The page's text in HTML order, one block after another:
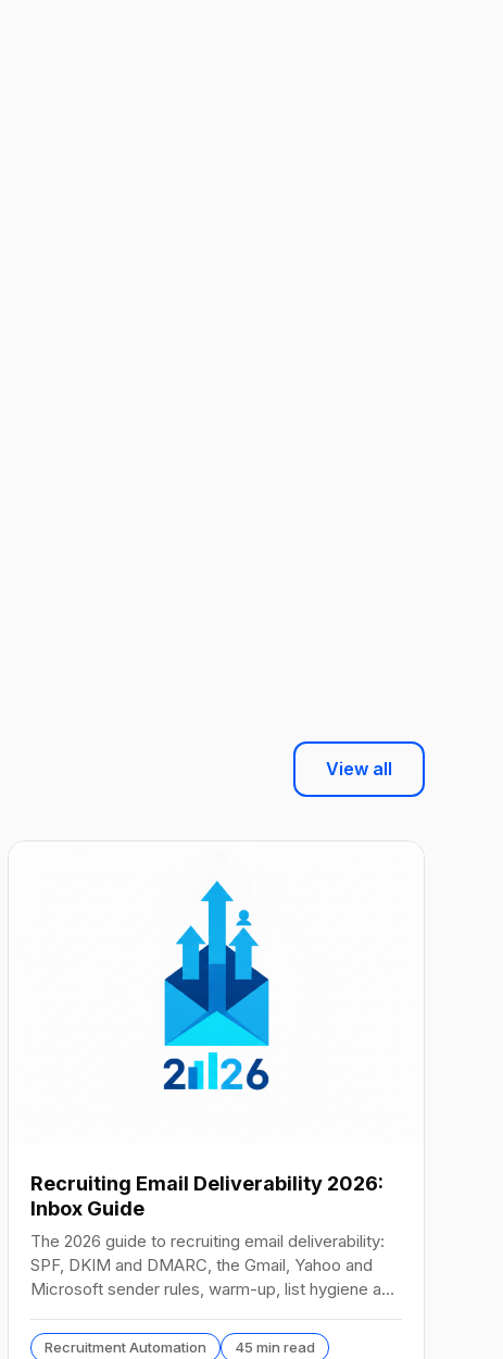
View all
Recruiting Email Deliverability 2026:
Inbox Guide
The 2026 guide to recruiting email deliverability:
SPF, DKIM and DMARC, the Gmail, Yahoo and
Microsoft sender rules, warm-up, list hygiene and
Recruitment Automation 45 min read